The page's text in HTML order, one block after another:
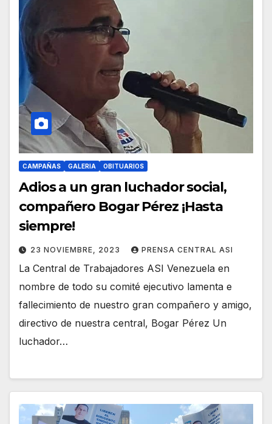
CAMPAÑAS GALERIA OBITUARIOS
Adios a un gran luchador social,
compañero Bogar Pérez ¡Hasta
siempre!
23 NOVIEMBRE, 2023 PRENSA CENTRAL ASI
La Central de Trabajadores ASI Venezuela en
nombre de todo su comité ejecutivo lamenta e
fallecimiento de nuestro gran compañero y amigo,
directivo de nuestra central, Bogar Pérez Un
luchador…